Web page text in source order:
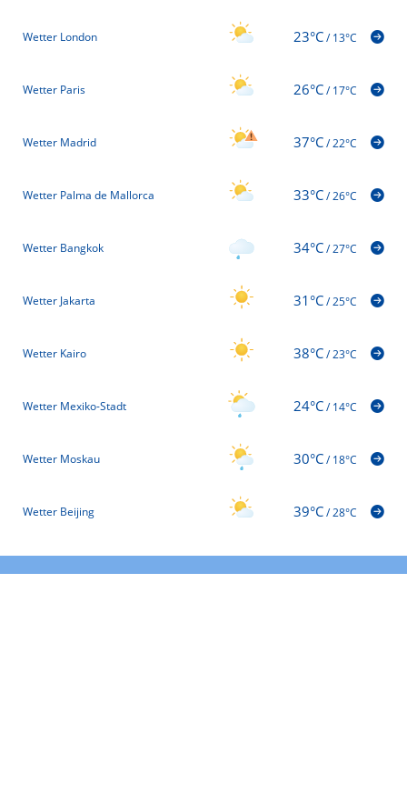
Wetter London 23°C/13°C
Wetter Paris 26°C/17°C
Wetter Madrid 37°C/22°C
Wetter Palma de Mallorca 33°C/26°C
Wetter Bangkok 34°C/27°C
Wetter Jakarta 31°C/25°C
Wetter Kairo 38°C/23°C
Wetter Mexiko-Stadt 24°C/14°C
Wetter Moskau 30°C/18°C
Wetter Beijing 39°C/28°C